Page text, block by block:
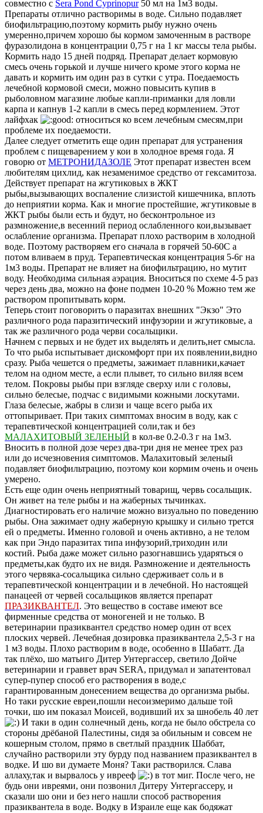
совместно с Sera Pond Cyprinopur50 мл на 1м3 воды.
Препараты отлично растворимы в воде. Сильно подавляет
биофильтрацию,поэтому кормить рыбу нужно очень
умеренно,причем хорошо бы кормом замоченным в растворе
фуразолидона в концентрации 0,75 г на 1 кг массы тела рыбы.
Кормить надо 15 дней подряд. Препарат делает кормовую
смесь очень горькой и лучше ничего кроме этого корма не
давать и кормить им один раз в сутки с утра. Поедаемость
лечебной кормовой смеси, можно повысить купив в
рыболовном магазине любые капли-приманки для ловли
карпа и капнув 1-2 капли в смесь перед кормлением. Этот
лайфхак
относиться ко всем лечебным смесям,при
проблеме их поедаемости.
Далее следует отметить еще один препарат для устранения
проблем с пищеварением у кои в холодное время года. Я
говорю от МЕТРОНИДАЗОЛЕ Этот препарат известен всем
любителям цихлид, как незаменимое средство от гексамитоза.
Действует препарат на жгутиковых в ЖКТ
рыбы,вызывающих воспаление слизистой кишечника, вплоть
до неприятии корма. Как и многие простейшие, жгутиковые в
ЖКТ рыбы были есть и будут, но бесконтрольное из
размножение,в весенний период ослабленного кои,вызывает
ослабление организма. Препарат плохо растворим в холодной
воде. Поэтому растворяем его сначала в горячей 50-60С а
потом вливаем в пруд. Терапевтическая концентрация 5-6г на
1м3 воды. Препарат не влияет на биофильтрацию, но мутит
воду. Необходима сильная аэрация. Вноситься по схеме 4-5 раз
через день два, можно на фоне подмен 10-20 % Можно тем же
раствором пропитывать корм.
Теперь стоит поговорить о паразитах внешних "Экзо" Это
различного рода паразитический инфузории и жгутиковые, а
так же различного рода черви сосальщики.
Начнем с первых и не будет их выделять и делить,нет смысла.
То что рыба испытывает дискомфорт при их появлении,видно
сразу. Рыба чешется о предметы, зажимает плавники,качает
телом на одном месте, а если плывет, то сильно виляя всем
телом. Покровы рыбы при взгляде сверху или с головы,
сильно белесые, подчас с видимыми кожными лоскутами.
Глаза белесые, жабры в слизи и чаще всего рыба их
оттопыривает. При таких симптомах вносим в воду, как с
терапевтической концентрацией соли,так и без
МАЛАХИТОВЫЙ ЗЕЛЕНЫЙ в кол-ве 0.2-0.3 г на 1м3.
Вносить в полной дозе через два-три дня не менее трех раз
или до исчезновения симптомов. Малахитовый зеленый
подавляет биофильтрацию, поэтому кои кормим очень и очень
умерено.
Есть еще один очень неприятный товарищ, червь сосальщик.
Он живет на теле рыбы и на жаберных тычинках.
Диагностировать его наличие можно визуально по поведению
рыбы. Она зажимает одну жаберную крышку и сильно трется
ей о предметы. Именно головой и очень активно, а не телом
как при Эндо паразитах типа инфузорий,триходин или
костий. Рыба даже может сильно разогнавшись ударяться о
предметы,как будто их не видя. Размножение и деятельность
этого червяка-сосальщика сильно сдерживает соль и в
терапевтической концентрации и в лечебной. Но настоящей
панацеей от червей сосальщиков является препарат
ПРАЗИКВАНТЕЛ. Это вещество в составе имеют все
фирменные средства от моногеней и не только. В
ветеринарии празиквантел средство номер один от всех
плоских червей. Лечебная дозировка празиквантела 2,5-3 г на
1 м3 воды. Плохо растворим в воде, особенно в Шабатт. Да
так плёхо, шо матьиго Дитер Унтергассер, светило Дойче
ветеринарии и граввет врач SERA, придумал и запатентовал
супер-пупер способ его растворения в воде,с
гарантированным донесением вещества до организма рыбы.
Но таки русские евреи,пошли несоизмеримо дальше той
точки, шо им показал Моисей, водивший их за шнобель 40 лет
И таки в один солнечный день, когда не было обстрела со
стороны дрёбаной Палестины, сидя за обильным и совсем не
кошерным столом, прямо в светлый праздник Шаббат,
случайно растворили эту бурду под названием празиквантел в
водке. И шо ви думаете Моня? Таки растворился. Слава
аллаху,так и вырвалось у иврееф
в тот миг. После чего, не
будь они ивреями, они позвонил Дитеру Унтергассеру, и
сказали шо они и без него нашли способ растворения
празиквантела в воде. Водку в Израиле еще как бодяжат